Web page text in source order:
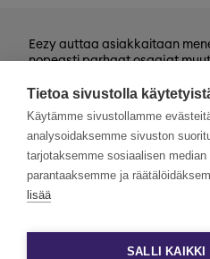
Eezy auttaa asiakkaitaan
nopeasti parhaat osaajat
kevytyrittäjyys ja muut
asiantuntijapalvelumme
työn ja tekijöiden
Haluamme rakentaa
Eezyä. Toivomme hakemuksia
tulevilta päteviltä hakijoilta.
arvoista ja läpinäkyvää
Tietoa sivustolla
Käytämme sivustollamme
analysoidaksemme sivuston
tarjotaksemme sosiaalisen
parantaaksemme ja
lisää
SALLI KAIKKI